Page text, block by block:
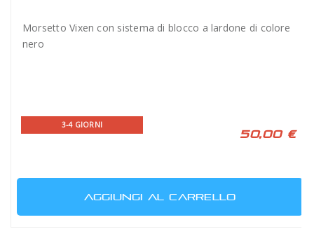
Morsetto Vixen con sistema di blocco a lardone di colore
nero
3-4 GIORNI
50,00 €
AGGIUNGI AL CARRELLO